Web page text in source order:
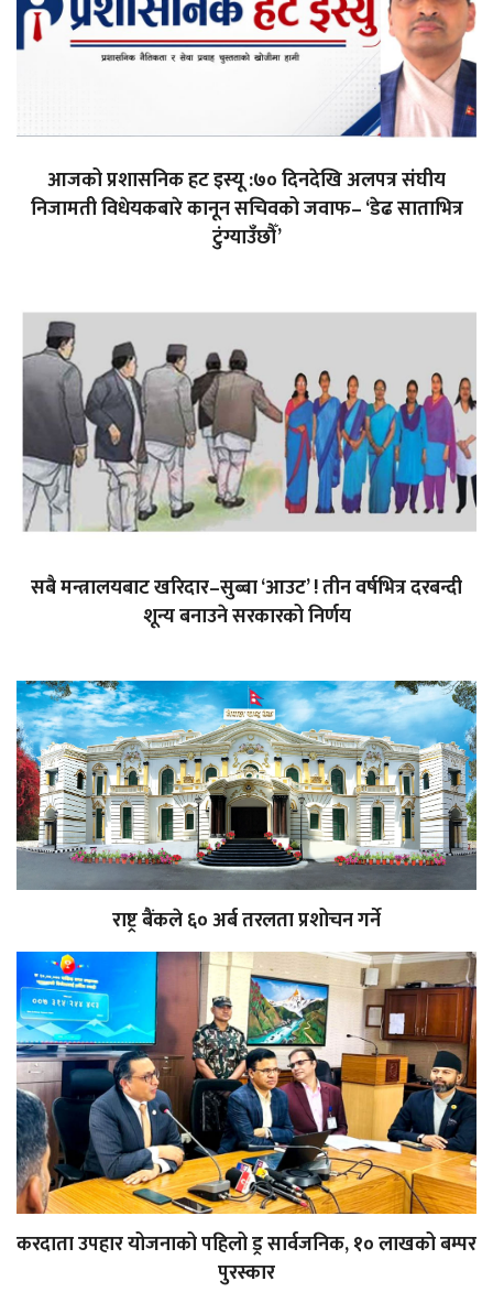
आजको प्रशासनिक हट इस्यू :७० दिनदेखि अलपत्र संघीय
निजामती विधेयकबारे कानून सचिवको जवाफ– ‘डेढ साताभित्र
टुंग्याउँछौँ’
सबै मन्त्रालयबाट खरिदार–सुब्बा ‘आउट’ ! तीन वर्षभित्र दरबन्दी
शून्य बनाउने सरकारको निर्णय
राष्ट्र बैंकले ६० अर्ब तरलता प्रशोचन गर्ने
करदाता उपहार योजनाको पहिलो ड्र सार्वजनिक, १० लाखको बम्पर
पुरस्कार